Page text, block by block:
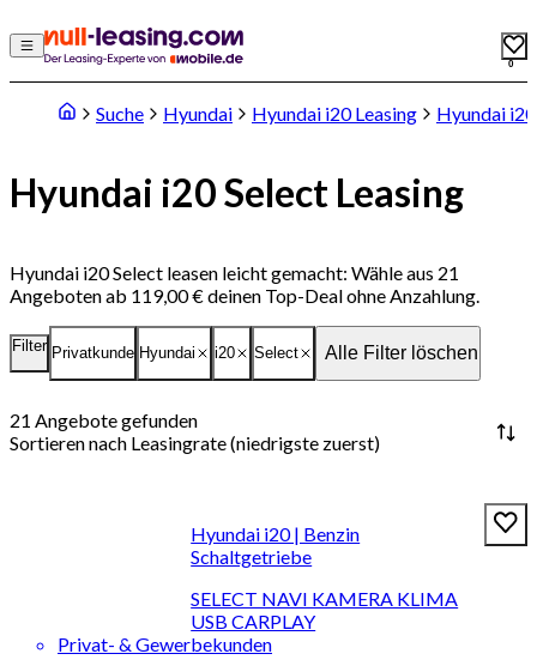
0
Suche Hyundai Hyundai i20 Leasing Hyundai
Hyundai i20 Select Leasing
Hyundai i20 Select leasen leicht gemacht: Wähle aus 21
Angeboten ab 119,00 € deinen Top-Deal ohne Anzahlung.
Filter Privatkunde Hyundai i20 Select Alle Filter löschen
21 Angebote gefunden
Sortieren nach Leasingrate (niedrigste zuerst)
Hyundai i20 | Benzin
Schaltgetriebe
SELECT NAVI KAMERA KLIMA
USB CARPLAY
Privat- & Gewerbekunden